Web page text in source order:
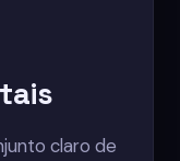
claro de